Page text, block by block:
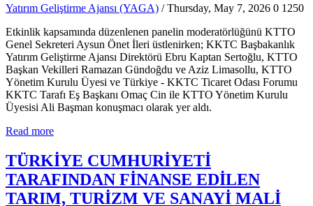
Yatırım Geliştirme Ajansı (YAGA) / Thursday, May 7, 2026 0 1250
Etkinlik kapsamında düzenlenen panelin moderatörlüğünü KTTO
Genel Sekreteri Aysun Önet İleri üstlenirken; KKTC Başbakanlık
Yatırım Geliştirme Ajansı Direktörü Ebru Kaptan Sertoğlu, KTTO
Başkan Vekilleri Ramazan Gündoğdu ve Aziz Limasollu, KTTO
Yönetim Kurulu Üyesi ve Türkiye - KKTC Ticaret Odası Forumu
KKTC Tarafı Eş Başkanı Omaç Cin ile KTTO Yönetim Kurulu
Üyesisi Ali Başman konuşmacı olarak yer aldı.
Read more
TÜRKİYE CUMHURİYETİ
TARAFINDAN FİNANSE EDİLEN
TARIM, TURİZM VE SANAYİ MALİ